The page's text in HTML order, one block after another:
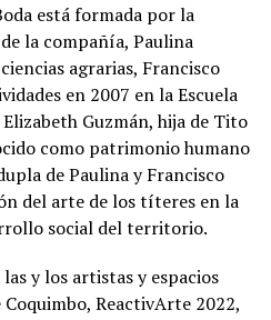
está formada por la
la compañía, Paulina
agrarias, Francisco
en 2007 en la Escuela
Guzmán, hija de Tito
como patrimonio humano
de Paulina y Francisco
del arte de los títeres en la
social del territorio.
y los artistas y espacios
ReactivArte 2022,